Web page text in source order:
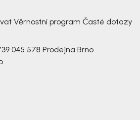
Věrnostní program Časté dotazy
045 578 Prodejna Brno